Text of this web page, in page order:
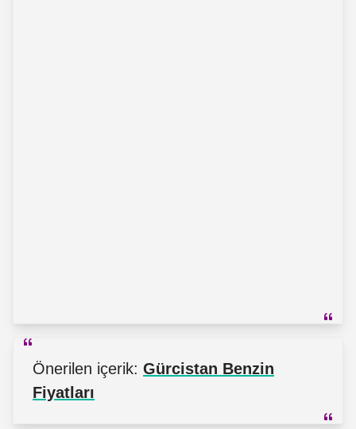
Önerilen içerik: Gürcistan Benzin
Fiyatları